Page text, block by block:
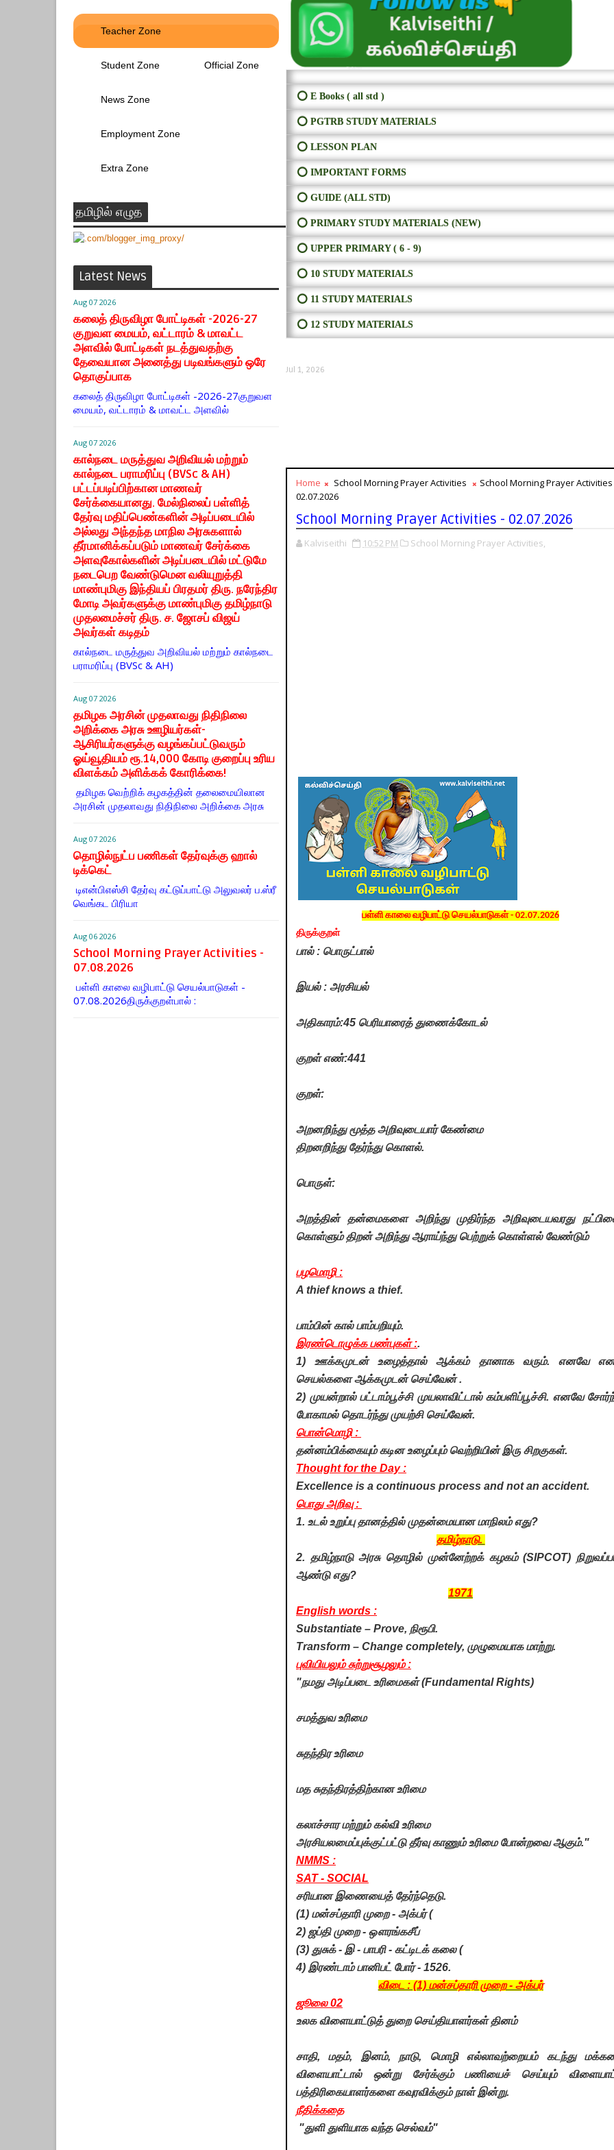
Teacher Zone
Student Zone Official Zone
News Zone
Employment Zone
Extra Zone
தமிழில் எழுத
Latest News
Aug 07 2026
கலைத் திருவிழா போட்டிகள் -2026-27
குறுவள மையம், வட்டாரம் & மாவட்ட
அளவில் போட்டிகள் நடத்துவதற்கு
தேவையான அனைத்து படிவங்களும் ஒரே
தொகுப்பாக
கலைத் திருவிழா போட்டிகள் -2026-27குறுவள
மையம், வட்டாரம் & மாவட்ட அளவில்
Aug 07 2026
கால்நடை மருத்துவ அறிவியல் மற்றும்
கால்நடை பராமரிப்பு (BVSc & AH)
பட்டப்படிப்பிற்கான மாணவர்
சேர்க்கையானது. மேல்நிலைப் பள்ளித்
தேர்வு மதிப்பெண்களின் அடிப்படையில்
அல்லது அந்தந்த மாநில அரசுகளால்
தீர்மானிக்கப்படும் மாணவர் சேர்க்கை
அளவுகோல்களின் அடிப்படையில் மட்டுமே
நடைபெற வேண்டுமென வலியுறுத்தி
மாண்புமிகு இந்தியப் பிரதமர் திரு. நரேந்திர
மோடி அவர்களுக்கு மாண்புமிகு தமிழ்நாடு
முதலமைச்சர் திரு. ச. ஜோசப் விஜய்
அவர்கள் கடிதம்
கால்நடை மருத்துவ அறிவியல் மற்றும் கால்நடை
பராமரிப்பு (BVSc & AH)
Aug 07 2026
தமிழக அரசின் முதலாவது நிதிநிலை
அறிக்கை அரசு ஊழியர்கள்-
ஆசிரியர்களுக்கு வழங்கப்பட்டுவரும்
ஓய்வூதியம் ரூ.14,000 கோடி குறைப்பு உரிய
விளக்கம் அளிக்கக் கோரிக்கை!
தமிழக வெற்றிக் கழகத்தின் தலைமையிலான
அரசின் முதலாவது நிதிநிலை அறிக்கை அரசு
Aug 07 2026
தொழில்நுட்ப பணிகள் தேர்வுக்கு ஹால் ​
டிக்கெட்
டிஎன்​பிஎஸ்சி தேர்வு கட்​டுப்​பாட்டு அலு​வலர் ப.ஸ்ரீ
வெங்கட பிரியா
Aug 06 2026
School Morning Prayer Activities -
07.08.2026
பள்ளி காலை வழிபாட்டு செயல்பாடுகள் -
07.08.2026திருக்குறள்பால் :
⭕ E Books ( all std )
⭕ PGTRB STUDY MATERIALS
⭕ LESSON PLAN
⭕ IMPORTANT FORMS
⭕ GUIDE (ALL STD)
⭕ PRIMARY STUDY MATERIALS (NEW)
⭕ UPPER PRIMARY ( 6 - 9)
⭕ 10 STUDY MATERIALS
⭕ 11 STUDY MATERIALS
⭕ 12 STUDY MATERIALS
Jul 1, 2026
Home School Morning Prayer Activities
School Morning Prayer Activities
02.07.2026
School Morning Prayer Activities - 02.07.2026
Kalviseithi 10:52 PM School Morning Prayer Activities,
பள்ளி காலை வழிபாட்டு செயல்பாடுகள் - 02.07.2026
திருக்குறள்
பால் : பொருட்பால்
இயல் : அரசியல்
அதிகாரம்:45 பெரியாரைத் துணைக்கோடல்
குறள் எண்:441
குறள்:
அறனறிந்து மூத்த அறிவுடையார் கேண்மை
திறனறிந்து தேர்ந்து கொளல்.
பொருள்:
அறத்தின் தன்மைகளை அறிந்து முதிர்ந்த அறிவுடையவரது
கொள்ளும் திறன் அறிந்து ஆராய்ந்து பெற்றுக் கொள்ளல் வேண்டும்
பழமொழி :
A thief knows a thief.
பாம்பின் கால் பாம்பறியும்.
இரண்டொழுக்க பண்புகள் :.
1) ஊக்கமுடன் உழைத்தால் ஆக்கம் தானாக வரும். எனவே
செயல்களை ஆக்கமுடன் செய்வேன் .
2) முயன்றால் பட்டாம்பூச்சி முயலாவிட்டால் கம்பளிப்பூச்சி. எனவே
போகாமல் தொடர்ந்து முயற்சி செய்வேன்.
பொன்மொழி :
தன்னம்பிக்கையும் கடின உழைப்பும் வெற்றியின் இரு சிறகுகள்.
Thought for the Day :
Excellence is a continuous process and not an accident.
பொது அறிவு :
1. உடல் உறுப்பு தானத்தில் முதன்மையான மாநிலம் எது?
தமிழ்நாடு.
2. தமிழ்நாடு அரசு தொழில் முன்னேற்றக் கழகம் (SIPCOT)
ஆண்டு எது?
1971
English words :
Substantiate – Prove, நிரூபி.
Transform – Change completely, முழுமையாக மாற்று.
புவியியலும் சுற்றுசூழலும் :
"நமது அடிப்படை உரிமைகள் (Fundamental Rights)
சமத்துவ உரிமை
சுதந்திர உரிமை
மத சுதந்திரத்திற்கான உரிமை
கலாச்சார மற்றும் கல்வி உரிமை
அரசியலமைப்புக்குட்பட்டு தீர்வு காணும் உரிமை போன்றவை ஆகும்."
NMMS :
SAT - SOCIAL
சரியான இணையைத் தேர்ந்தெடு.
(1) மன்சப்தாரி முறை - அக்பர் (
2) ஜப்தி முறை - ஔரங்கசீப்
(3) துசுக் - இ - பாபரி - கட்டிடக் கலை (
4) இரண்டாம் பானிபட் போர் - 1526.
விடை : (1) மன்சப்தாரி முறை - அக்பர்
ஜூலை 02
உலக விளையாட்டுத் துறை செய்தியாளர்கள் தினம்
சாதி, மதம், இனம், நாடு, மொழி எல்லாவற்றையம் கடந்து
விளையாட்டால் ஒன்று சேர்க்கும் பணியைச் செய்யும்
பத்திரிகையாளர்களை கவுரவிக்கும் நாள் இன்று.
நீதிக்கதை
"துளி துளியாக வந்த செல்வம்"